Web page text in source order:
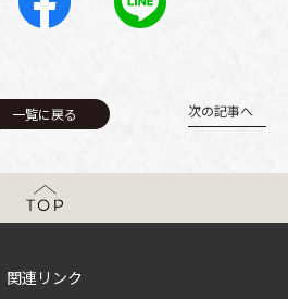
一覧に戻る 次の記事へ
関連リンク